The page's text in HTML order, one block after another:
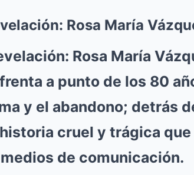
Rosa María
Rosa María
a punto de los 80
y el abandono; detrás
cruel y trágica que
de comunicación.